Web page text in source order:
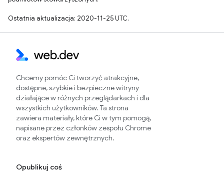
Ostatnia aktualizacja: 2020-11-25 UTC.
Chcemy pomóc Ci tworzyć atrakcyjne,
dostępne, szybkie i bezpieczne witryny
działające w różnych przeglądarkach i dla
wszystkich użytkowników. Ta strona
zawiera materiały, które Ci w tym pomogą,
napisane przez członków zespołu Chrome
oraz ekspertów zewnętrznych.
Opublikuj coś